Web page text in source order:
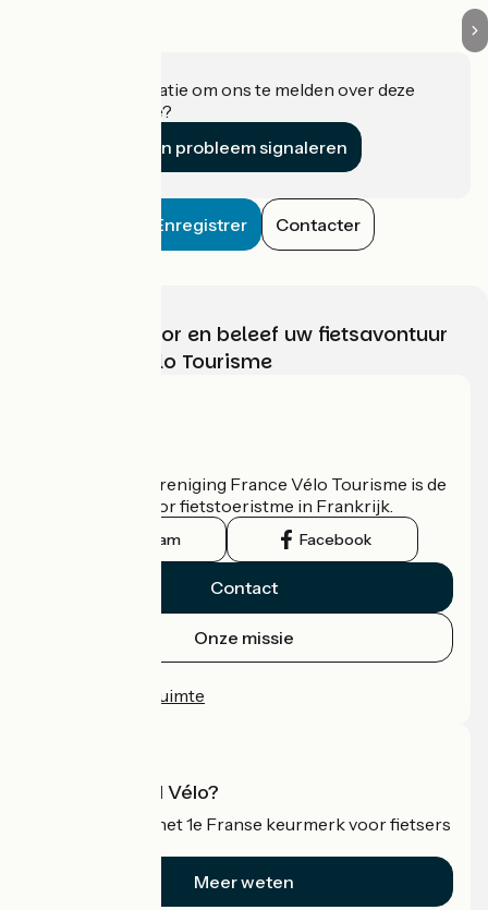
Heeft u informatie om ons te melden over deze
accommodatie?
Een probleem signaleren
Enregistrer Contacter
Kies, bereid voor en beleef uw fietsavontuur
met France Vélo Tourisme
De nationale vereniging France Vélo Tourisme is de
officiële gids voor fietstoeristme in Frankrijk.
Instagram Facebook
Contact
Onze missie
Professionele ruimte
Wat is Accueil Vélo?
Accueil Vélo is het 1e Franse keurmerk voor fietsers
Meer weten